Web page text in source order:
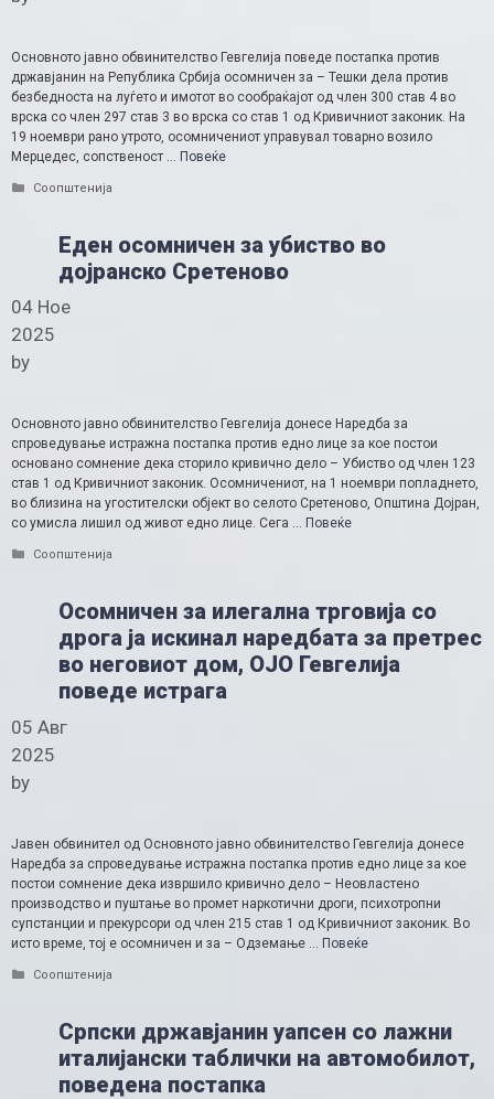
Основното јавно обвинителство Гевгелија поведе постапка против
државјанин на Република Србија осомничен за – Тешки дела против
безбедноста на луѓето и имотот во сообраќајот од член 300 став 4 во
врска со член 297 став 3 во врска со став 1 од Кривичниот законик. На
19 ноември рано утрото, осомничениот управувал товарно возило
Мерцедес, сопственост … Повеќе
Categories
Соопштенија
Еден осомничен за убиство во
дојранско Сретеново
04 Ное
2025
by
Основното јавно обвинителство Гевгелија донесе Наредба за
спроведување истражна постапка против едно лице за кое постои
основано сомнение дека сторило кривично дело – Убиство од член 123
став 1 од Кривичниот законик. Осомничениот, на 1 ноември попладнето,
во близина на угостителски објект во селото Сретеново, Општина Дојран,
со умисла лишил од живот едно лице. Сега … Повеќе
Categories
Соопштенија
Осомничен за илегална трговија со
дрога ја искинал наредбата за претрес
во неговиот дом, ОЈО Гевгелија
поведе истрага
05 Авг
2025
by
Јавен обвинител од Основното јавно обвинителство Гевгелија донесе
Наредба за спроведување истражна постапка против едно лице за кое
постои сомнение дека извршило кривично дело – Неовластено
производство и пуштање во промет наркотични дроги, психотропни
супстанции и прекурсори од член 215 став 1 од Кривичниот законик. Во
исто време, тој е осомничен и за – Одземање … Повеќе
Categories
Соопштенија
Српски државјанин уапсен со лажни
италијански таблички на автомобилот,
поведена постапка